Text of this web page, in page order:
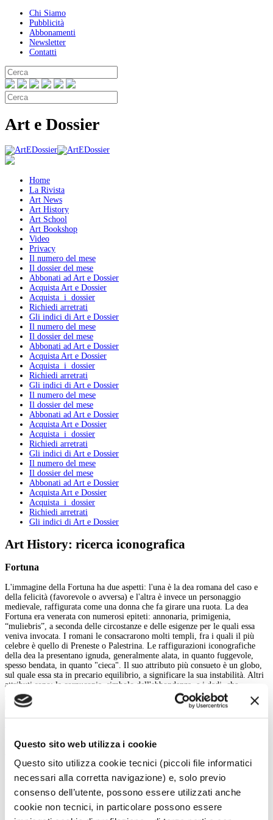
Questo sito web utilizza i cookie
Questo sito utilizza cookie tecnici (piccoli file informatici
necessari alla corretta navigazione) e, solo previo
consenso dell’utente, possono essere utilizzati anche
cookie non tecnici, in particolare possono essere
Chi Siamo
Pubblicità
Abbonamenti
Newsletter
Contatti
Art e Dossier
Home
La Rivista
Art News
Art History
Art School
Art Bookshop
Video
Privacy
Il numero del mese
Il dossier del mese
Abbonati ad Art e Dossier
Acquista Art e Dossier
Acquista i dossier
Richiedi arretrati
Gli indici di Art e Dossier
Il numero del mese
Il dossier del mese
Abbonati ad Art e Dossier
Acquista Art e Dossier
Acquista i dossier
Richiedi arretrati
Gli indici di Art e Dossier
Il numero del mese
Il dossier del mese
Abbonati ad Art e Dossier
Acquista Art e Dossier
Acquista i dossier
Richiedi arretrati
Gli indici di Art e Dossier
Il numero del mese
Il dossier del mese
Abbonati ad Art e Dossier
Acquista Art e Dossier
Acquista i dossier
Richiedi arretrati
Gli indici di Art e Dossier
Art History: ricerca iconografica
Fortuna
L'immagine della Fortuna ha due aspetti: l'una è la dea romana del caso e
della felicità (favorevole o avversa) e l'altra è invece un personaggio
medievale, raffigurata come una donna che fa girare una ruota. La dea
Fortuna era venerata con numerosi epiteti: annonaria, primigenia,
“muliebris”, a seconda delle circostanze e delle esigenze per le quali essa
veniva invocata. I romani le consacrarono molti templi, fra i quali il più
celebre è quello di Preneste o Palestrina. Le raffigurazioni iconografiche
della dea la presentano ignuda, generalmente alata, in quanto fuggevole,
spesso bendata, in quanto "cieca". Il suo attributo più consueto è un globo,
sul quale essa sta in precario equilibrio, a significare la sua instabilità. Altri
attributi sono: la cornucopia, simbolo dell'abbondanza, e i dadi, che
alludono alla imponderabilità della sorte.
Iconografia:
Keywords: